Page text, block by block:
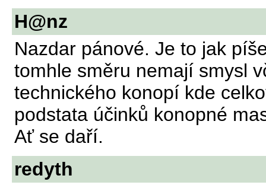
H@nz
Nazdar pánové. Je to jak
tomhle směru nemají smysl
technického konopí kde
podstata účinků konopné
Ať se daří.
redyth